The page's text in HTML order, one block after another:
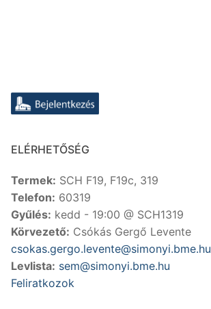
ELÉRHETŐSÉG
Termek: SCH F19, F19c, 319
Telefon: 60319
Gyűlés: kedd - 19:00 @ SCH1319
Körvezető: Csókás Gergő Levente
csokas.gergo.levente@simonyi.bme.hu
Levlista: sem@simonyi.bme.hu
Feliratkozok